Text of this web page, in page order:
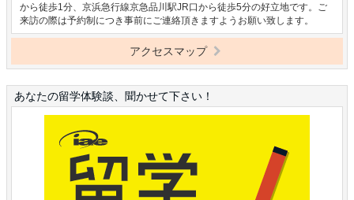
から徒歩1分、京浜急行線京急品川駅JR口から徒歩5分の好立地です。ご
来訪の際は予約制につき事前にご連絡頂きますようお願い致します。
アクセスマップ
あなたの留学体験談、聞かせて下さい！